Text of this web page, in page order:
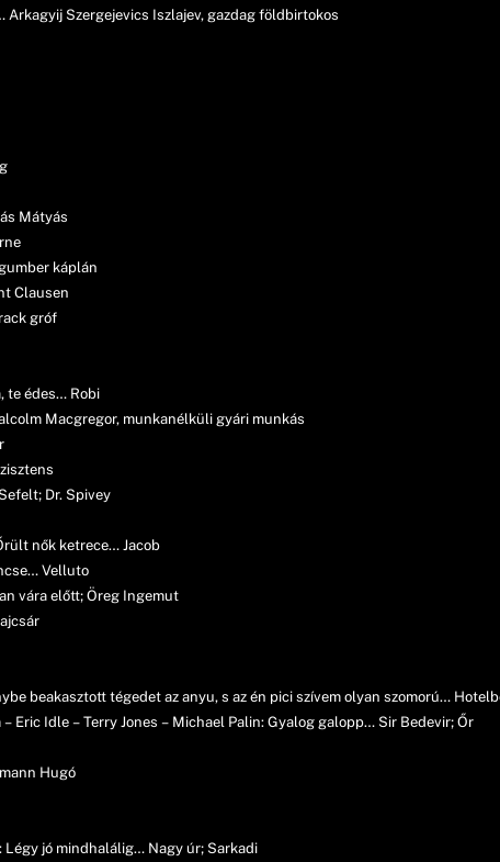
Szergejevics Iszlajev, gazdag földbirtokos
Mátyás
káplán
Clausen
gróf
te édes… Robi
Macgregor, munkanélküli gyári munkás
Dr. Spivey
nők ketrece… Jacob
Velluto
vára előtt; Öreg Ingemut
beakasztott tégedet az anyu, s az én pici szívem olyan szomorú…
Eric Idle – Terry Jones – Michael Palin: Gyalog galopp… Sir Bedevir; Őr
Hugó
Légy jó mindhalálig… Nagy úr; Sarkadi